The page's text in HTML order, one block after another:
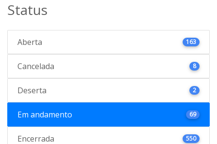
Status
Aberta 163
Cancelada 8
Deserta 2
Em andamento 69
Encerrada 550